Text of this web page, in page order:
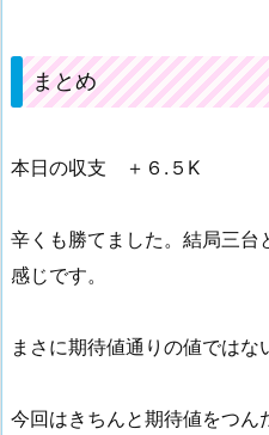
まとめ
本日の収支 ＋６.５K
辛くも勝てました。結局三台
感じです。
まさに期待値通りの値ではな
今回はきちんと期待値をつん